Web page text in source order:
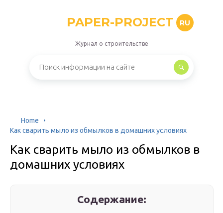
PAPER-PROJECT RU
Журнал о строительстве
Home
Как сварить мыло из обмылков в домашних условиях
Как сварить мыло из обмылков в
домашних условиях
Содержание: